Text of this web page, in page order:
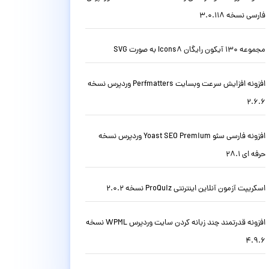
فارسی نسخه 3.0.118
مجموعه 130 آیکون رایگان Icons8 به صورت SVG
افزونه افزایش سرعت وبسایت Perfmatters وردپرس نسخه
2.6.6
افزونه فارسی سئو Yoast SEO Premium وردپرس نسخه
حرفه ای 28.1
اسکریپت آزمون آنلاین اینترنتی ProQuiz نسخه 2.0.2
افزونه قدرتمند چند زبانه کردن سایت وردپرس WPML نسخه
4.9.6